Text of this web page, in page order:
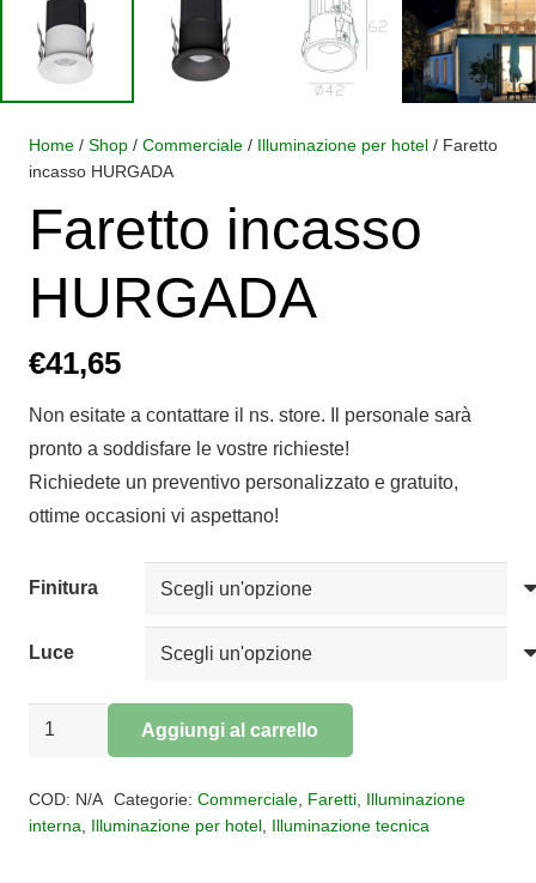
Home / Shop / Commerciale / Illuminazione per hotel / Faretto
incasso HURGADA
Faretto incasso
HURGADA
€41,65
Non esitate a contattare il ns. store. Il personale sarà
pronto a soddisfare le vostre richieste!
Richiedete un preventivo personalizzato e gratuito,
ottime occasioni vi aspettano!
Finitura
Luce
Faretto
quantità
Aggiungi al carrello
COD: N/A Categorie: Commerciale, Faretti, Illuminazione
interna
Illuminazione per hotel Illuminazione tecnica